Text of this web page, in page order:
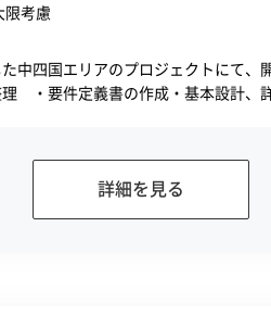
限考慮
た中四国エリアのプロジェクトにて
・要件定義書の作成・基本設計、
詳細を見る